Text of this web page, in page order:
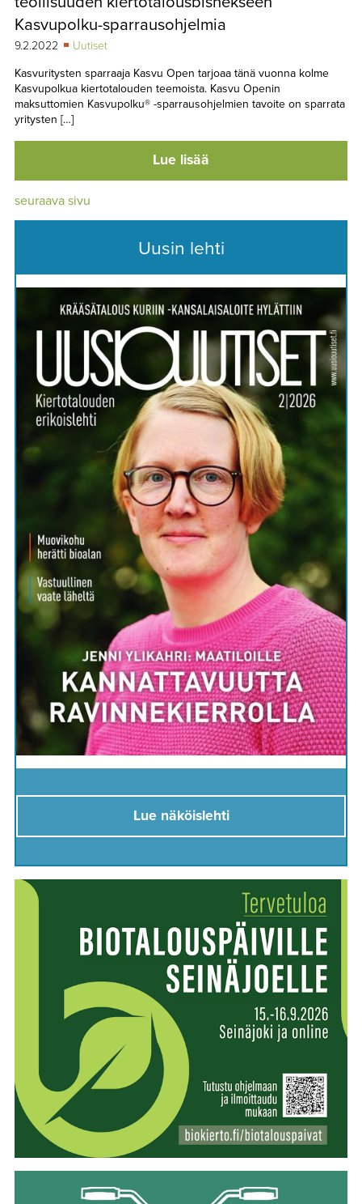
Kasvupolku-sparrausohjelmia
9.2.2022
Uutiset
Kasvuritysten sparraaja Kasvu Open tarjoaa tänä vuonna kolme
Kasvupolkua kiertotalouden teemoista. Kasvu Openin
maksuttomien Kasvupolku® -sparrausohjelmien tavoite on sparrata
yritysten […]
Lue lisää
seuraava sivu
Uusin lehti
Lue näköislehti